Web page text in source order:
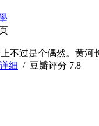
不过是个偶然。黄
细 / 豆瓣评分 7.8